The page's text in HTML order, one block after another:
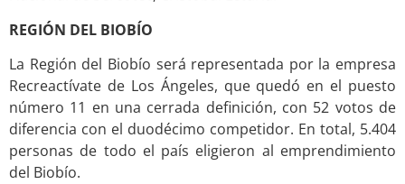
REGIÓN DEL BIOBÍO
La Región del Biobío será representada por la empresa
Recreactívate de Los Ángeles, que quedó en el puesto
número 11 en una cerrada definición, con 52 votos de
diferencia con el duodécimo competidor. En total, 5.404
personas de todo el país eligieron al emprendimiento
del Biobío.